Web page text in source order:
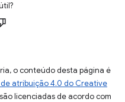
o conteúdo desta página é
atribuição 4.0 do Creative
licenciadas de acordo com